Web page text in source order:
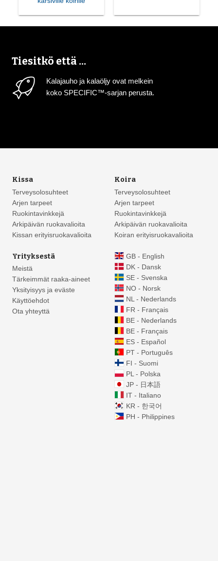
Tiesitkö että ...
Kalajauho ja kalaöljy ovat melkein
koko SPECIFIC™-sarjan perusta.
Kissa
Terveysolosuhteet
Arjen tarpeet
Ruokintavinkkejä
Arkipäivän ruokavalioita
Kissan erityisruokavalioita
Koira
Terveysolosuhteet
Arjen tarpeet
Ruokintavinkkejä
Arkipäivän ruokavalioita
Koiran erityisruokavalioita
Yrityksestä
Meistä
Tärkeimmät raaka-aineet
Yksityisyys ja eväste
Käyttöehdot
Ota yhteyttä
GB - English
DK - Dansk
SE - Svenska
NO - Norsk
NL - Nederlands
FR - Français
BE - Nederlands
BE - Français
ES - Español
PT - Português
FI - Suomi
PL - Polska
JP - 日本語
IT - Italiano
KR - 한국어
PH - Philippines